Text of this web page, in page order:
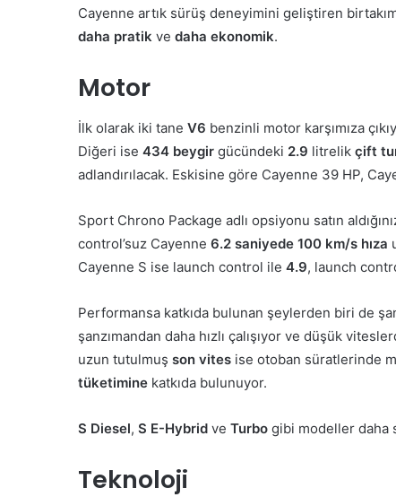
Cayenne artık sürüş deneyimini geliştiren
daha pratik ve daha ekonomik.
Motor
İlk olarak iki tane V6 benzinli motor karşımıza
Diğeri ise 434 beygir gücündeki 2.9 litrelik çift
adlandırılacak. Eskisine göre Cayenne 39 HP,
Sport Chrono Package adlı opsiyonu satın
control’suz Cayenne 6.2 saniyede 100 km/s hıza
Cayenne S ise launch control ile 4.9, launch
Performansa katkıda bulunan şeylerden biri de
şanzımandan daha hızlı çalışıyor ve düşük
uzun tutulmuş son vites ise otoban süratlerinde
tüketimine katkıda bulunuyor.
S Diesel, S E-Hybrid ve Turbo gibi modeller daha
Teknoloji